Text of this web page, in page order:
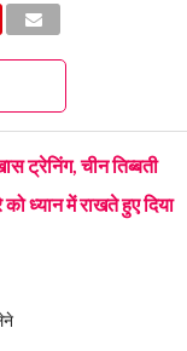
ट्रेनिंग, चीन तिब्बती
ध्यान में राखते हुए दिया